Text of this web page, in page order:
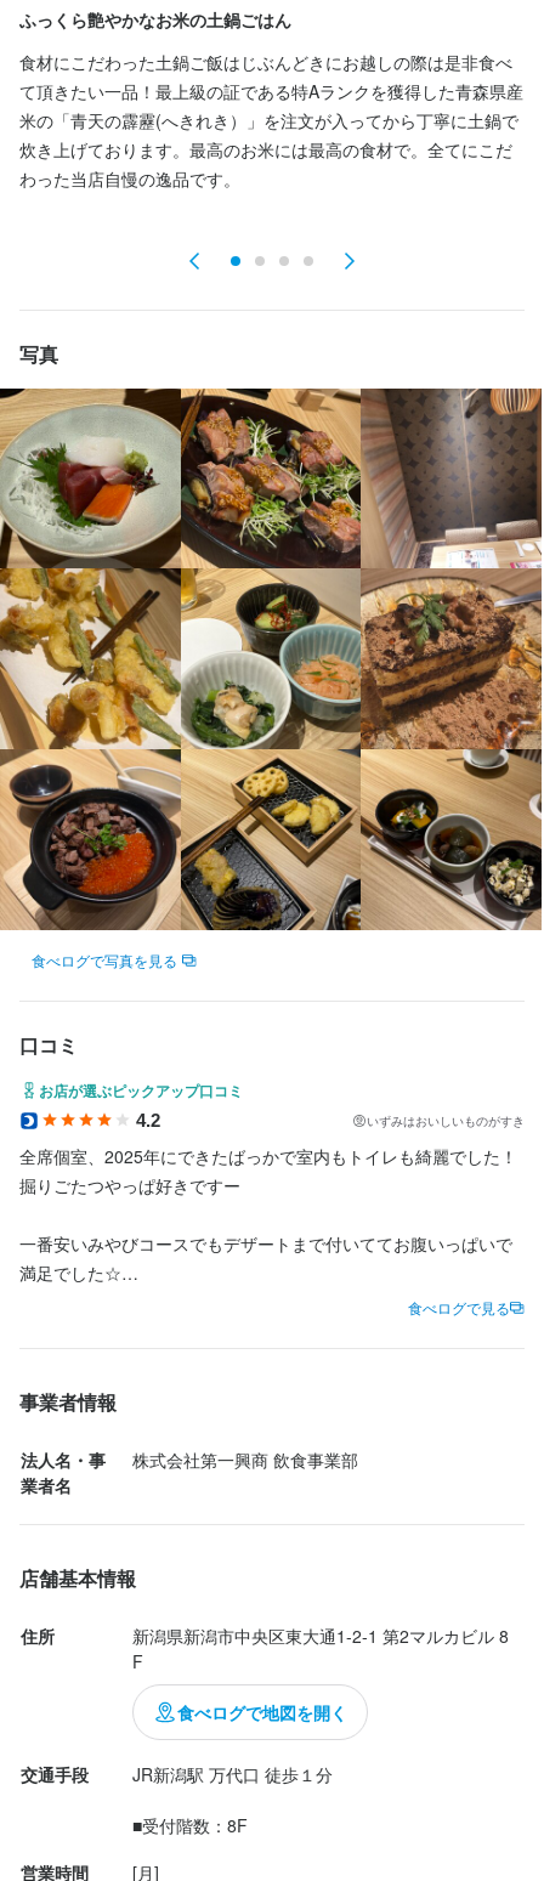
ふっくら艶やかなお米の土鍋ごはん
食材にこだわった土鍋ご飯はじぶんどきにお越しの際は是非食べ
て頂きたい一品！最上級の証である特Aランクを獲得した青森県産
米の「青天の霹靂(へきれき）」を注文が入ってから丁寧に土鍋で
炊き上げております。最高のお米には最高の食材で。全てにこだ
わった当店自慢の逸品です。
写真
食べログで写真を見る
口コミ
お店が選ぶピックアップ口コミ
4.2 いずみはおいしいものがすき
全席個室、2025年にできたばっかで室内もトイレも綺麗でした！
掘りごたつやっぱ好きですー
一番安いみやびコースでもデザートまで付いててお腹いっぱいで
満足でした☆
が良かったです！店員さんが元気ないとか、愛想悪いと一気にお
店のイメージ悪くなるので、ちゃんと教育されてるんだろうなと
思いました！
食べログで見る
事業者情報
法人名・事
業者名
株式会社第一興商 飲食事業部
店舗基本情報
住所
新潟県新潟市中央区東大通1-2-1 第2マルカビル 8
F
食べログで地図を開く
交通手段 JR新潟駅 万代口 徒歩１分
■受付階数：8F
営業時間
[月]
学歴不問 未経験者歓迎 独立希望者歓迎
フリーター歓迎
シニア・ミドル活躍中 女性活躍中
駅チカ(徒歩5分以内)
仕事内容
店舗マネジメント全般業務
店舗運営においては、売上や利益の管理からスタッフの育成、シ
フト調整まで幅広い業務を担当します。
さらに、近隣調査を通じた販売促進の企画などにも携わり、現場
の社員には多くの裁量が与えられています。
店舗責任者としての役割を果たすことで、経営に対する意識が高
まり、自身の成長にもつながる環境が整っています。
この仕事のおすすめポイント
第一興商では、多彩な職種を取り揃えており、それぞれに魅力的
なポイントがあります。
【未経験者歓迎のOJT研修】
初日は、会社や自社ブランドについて学ぶ集合研修を行い、2日目
からは先輩社員がいる教育店舗で実践的に学びます。約1ヶ月間の
OJTで業務の流れをしっかり身につけられます。
【安心のサポート体制】
ホールと調理場それぞれにエリアマネージャーが在籍しており、
何か困ったことがあればすぐに相談できる環境です。チームワー
【全国規模での連携】
アルバイトを含め、約3,000名のスタッフが在籍し、店舗間で協力
して運営しています。忙しい時期でも安心して働ける環境が整っ
ています。
・店舗スタッフ
・店舗責任者（半年以内に昇給も可能、役職手当で給与アップ）
・店長・調理長（初級→中級→上級、約2年で昇格、年収が50万円
・ゼネラルマネージャー
・エグゼクティブ（課長・次長・部長）
未経験の方でも、約2年で店長や調理長に昇格でき、最短3年でチ
でき、さらには本部メンバーとして活躍することも可能です。
歓迎スキル・経験
学歴不問 未経験者歓迎 独立希望者歓迎
フリーター歓迎
シニア・ミドル活躍中 女性活躍中
駅チカ(徒歩5分以内)
仕事内容
【調理スタッフ】
将来的には、料理長候補として、他の調理スタッフへの指導・育
この仕事のおすすめポイント
第一興商では、多彩な職種を取り揃えており、それぞれに魅力的
なポイントがあります。
【未経験者歓迎のOJT研修】
初日は、会社や自社ブランドについて学ぶ集合研修を行い、2日目
からは先輩社員がいる教育店舗で実践的に学びます。約1ヶ月間の
OJTで業務の流れをしっかり身につけられます。
【安心のサポート体制】
ホールと調理場それぞれにエリアマネージャーが在籍しており、
何か困ったことがあればすぐに相談できる環境です。チームワー
クを大切にしながらサポートします。
【全国規模での連携】
全国に展開しているため、系列店とのつながりも強固です。
アルバイトを含め、約3,000名のスタッフが在籍し、店舗間で協力
して運営しています。忙しい時期でも安心して働ける環境が整っ
ています。
・店舗責任者（半年以内に昇給も可能、役職手当で給与アップ）
程度アップ）
・チーフマネージャー
・ゼネラルマネージャー
・エグゼクティブ（課長・次長・部長）
未経験の方でも、約2年で店長や調理長に昇格でき、最短3年でチ
ーフマネージャーに昇進するチャンスがあります！将来的には、
店舗開発やマネジメント、エリア全体の統括業務に携わることが
応募資格
歓迎スキル・経験
人柄や人物重視の採用です！
＜学歴・年齢不問・未経験者歓迎＞
求める人物像
＜こんな方歓迎します＞
・上場企業で運営ノウハウを学びキャリア形成したい
・飲食業や調理好きな方
休日・休暇
交代制
■週1日～/1日3時間～OK
■自由シフト
■昇給あり
■友人紹介制度あり
■食事補助あり
■社割あり
まかない・食事補助あり 社会保険完備 研修制度あり 髪型自由
特徴
履歴書不要 学歴不問 未経験者歓迎 新卒歓迎 第二新卒歓迎
フリーター歓迎
大学生歓迎
高校生歓迎 シニア・ミドル活躍中
ブランクOK
駅チカ(徒歩5分以内)
仕事内容
（ホールスタッフ）
・お客様のご案内
・ご注文のお伺い
・料理の提供
・お会計
・テーブルの片づけ など
未経験者でも経験者でも、最初から丁寧に教えるので安心して働
けます！
面接時にご希望をお気軽にご相談ください。
この仕事のおすすめポイント
【柔軟な働き方が可能】
週1日・1日3時間からOK！
旅行やテストなどで忙しい時も、プライベートを大切にしながら
働けます。
「テスト週間で勤務できる日が少ない…」そんな時もご安心を。
週0日でも問題なし！シフトの相談はお気軽にどうぞ。
未経験の方でも1から丁寧に教えるので安心！
い？」といった不安も、しっかりフォローします。
研修が充実しているので、初心者でも安心してスタートできま
す。
【アルバイトでも有給休暇あり】
一定期間勤務したアルバイトにも有給休暇が付与されます。
社会保険も完備しているので、安心して働けます。
他にも嬉しい待遇がたくさん！
休日・休暇
交代制
■週1日～/1日3時間～OK
■自由シフト
■昇給あり
■友人紹介制度あり
■食事補助あり
■社割あり
まかない・食事補助あり 社会保険完備 研修制度あり 髪型自由
特徴
履歴書不要 学歴不問 未経験者歓迎 新卒歓迎 第二新卒歓迎
フリーター歓迎
大学生歓迎
高校生歓迎 シニア・ミドル活躍中
ブランクOK
駅チカ(徒歩5分以内)
仕事内容
（キッチンスタッフ）
・調理補助
・お皿洗い　など
未経験者でも経験者でも、最初から丁寧に教えるので安心して働
けます！
週5日のレギュラー勤務も大歓迎！
面接時にご希望をお気軽にご相談ください。
この仕事のおすすめポイント
【柔軟な働き方が可能】
週1日・1日3時間からOK！
旅行やテストなどで忙しい時も、プライベートを大切にしながら
働けます。
「テスト週間で勤務できる日が少ない…」そんな時もご安心を。
週0日でも問題なし！シフトの相談はお気軽にどうぞ。
【未経験でも安心！充実の研修制度】
「お酒の作り方がわからない…」や「困った時はどうしたらい
研修が充実しているので、初心者でも安心してスタートできま
【アルバイトでも有給休暇あり】
大手グループならではの安心待遇！
社会保険も完備しているので、安心して働けます。
他にも嬉しい待遇がたくさん！
詳しくは面接時にお気軽にご相談ください！
経験や資格は必要ございません！！